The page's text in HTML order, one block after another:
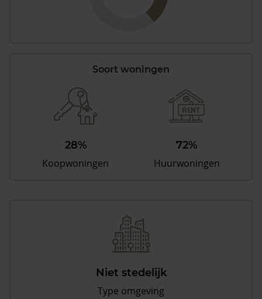
Soort woningen
28%
Koopwoningen
72%
Huurwoningen
Niet stedelijk
Type omgeving